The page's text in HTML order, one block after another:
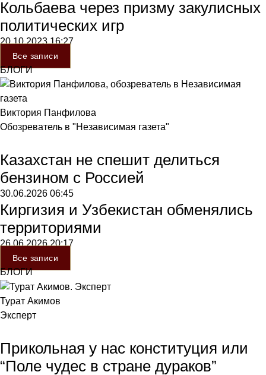
Кольбаева через призму закулисных
политических игр
20.10.202316:27
Все записи
БЛОГИ
Виктория Панфилова
Обозреватель в "Независимая газета"
Казахстан не спешит делиться
бензином с Россией
30.06.2026 06:45
Киргизия и Узбекистан обменялись
территориями
26.06.202620:17
Все записи
БЛОГИ
Турат Акимов
Эксперт
Прикольная у нас конституция или
“Поле чудес в стране дураков”